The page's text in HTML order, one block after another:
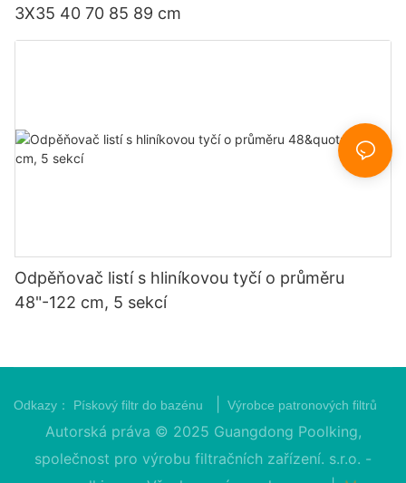
3X35 40 70 85 89 cm
Odpěňovač listí s hliníkovou tyčí o průměru
48"-122 cm, 5 sekcí
Odkazy： Pískový filtr do bazénu Výrobce patronových filtrů
Autorská práva © 2025 Guangdong Poolking,
společnost pro výrobu filtračních zařízení. s.r.o. -